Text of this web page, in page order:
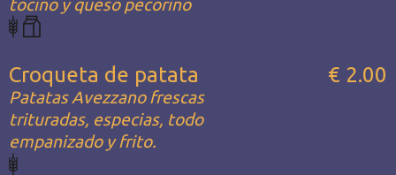
tocino y queso pecorino
Croqueta de patata
Patatas Avezzano frescas
trituradas, especias, todo
empanizado y frito.
€ 2.00